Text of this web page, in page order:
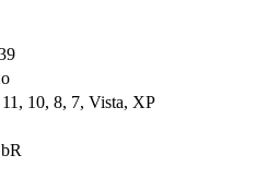
10, 8, 7, Vista, XP